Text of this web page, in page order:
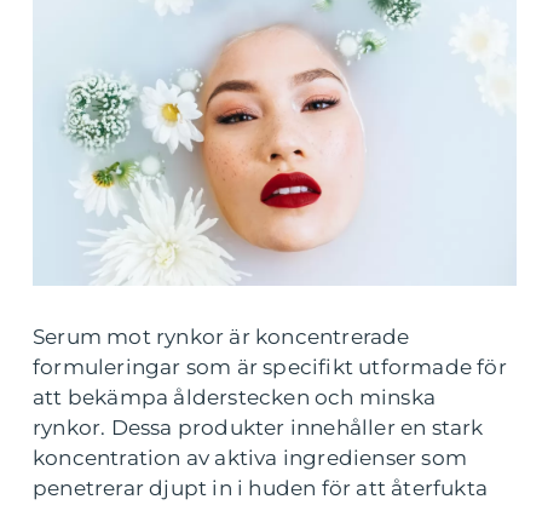
Serum mot rynkor är koncentrerade
formuleringar som är specifikt utformade för
att bekämpa ålderstecken och minska
rynkor. Dessa produkter innehåller en stark
koncentration av aktiva ingredienser som
penetrerar djupt in i huden för att återfukta